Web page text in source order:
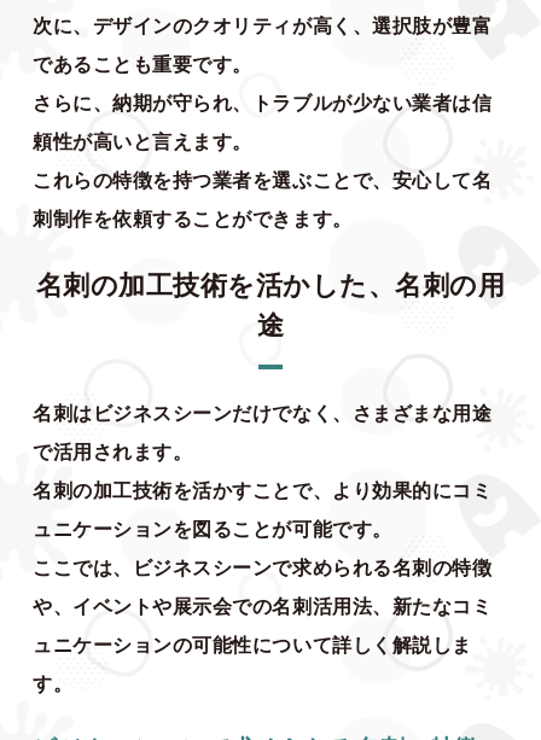
次に、デザインのクオリティが高く、選択肢が豊富
であることも重要です。
さらに、納期が守られ、トラブルが少ない業者は信
頼性が高いと言えます。
これらの特徴を持つ業者を選ぶことで、安心して名
刺制作を依頼することができます。
名刺の加工技術を活かした、名刺の用
途
名刺はビジネスシーンだけでなく、さまざまな用途
で活用されます。
名刺の加工技術を活かすことで、より効果的にコミ
ュニケーションを図ることが可能です。
ここでは、ビジネスシーンで求められる名刺の特徴
や、イベントや展示会での名刺活用法、新たなコミ
ュニケーションの可能性について詳しく解説しま
す。